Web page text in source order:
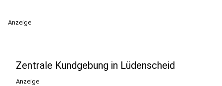
Anzeige
Zentrale Kundgebung in Lüdenscheid
Anzeige